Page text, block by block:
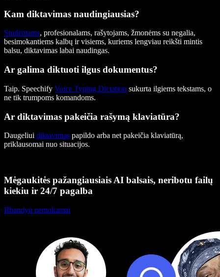
Kam diktavimas naudingiausias?
Studentams, profesionalams, rašytojams, žmonėms su negalia,
besimokantiems kalbų ir visiems, kuriems lengviau reikšti mintis
balsu, diktavimas labai naudingas.
Ar galima diktuoti ilgus dokumentus?
Taip. Speechify Voice Typing Dictation sukurta ilgiems tekstams, o
ne tik trumpoms komandoms.
Ar diktavimas pakeičia rašymą klaviatūra?
Daugeliui diktavimas papildo arba net pakeičia klaviatūrą,
priklausomai nuo situacijos.
Mėgaukitės pažangiausiais AI balsais, neribotu failų
kiekiu ir 24/7 pagalba
Išbandyti nemokamai